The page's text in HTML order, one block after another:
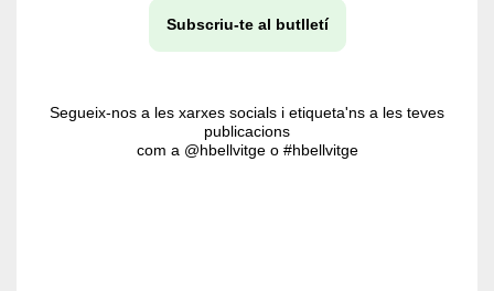
Subscriu-te al butlletí
Segueix-nos a les xarxes socials i etiqueta'ns a les teves
publicacions
com a @hbellvitge o #hbellvitge